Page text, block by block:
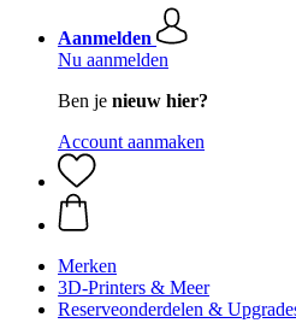
Aanmelden
Nu aanmelden
Ben je nieuw hier?
Account aanmaken
Merken
3D-Printers & Meer
Reserveonderdelen &